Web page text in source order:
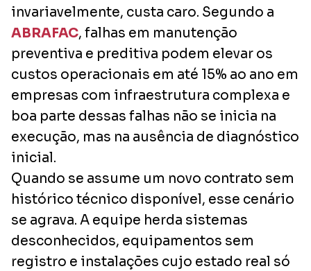
invariavelmente, custa caro. Segundo a
ABRAFAC, falhas em manutenção
preventiva e preditiva podem elevar os
custos operacionais em até 15% ao ano em
empresas com infraestrutura complexa e
boa parte dessas falhas não se inicia na
execução, mas na ausência de diagnóstico
inicial.
Quando se assume um novo contrato sem
histórico técnico disponível, esse cenário
se agrava. A equipe herda sistemas
desconhecidos, equipamentos sem
registro e instalações cujo estado real só